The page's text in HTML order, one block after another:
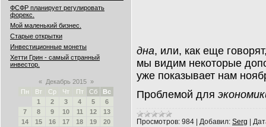
ФСФР планирует регулировать
форекс.
Мой маленький бизнес.
Старые открытки
Инвестиционные монеты
Хетти Грин - самый странный
инвестор.
« Декабрь 2015 »
Пн
Вт Ср Чт Пт Сб
Вс
1
2 3 4 5
6
7
8 9 10 11 12
13
14
15 16 17 18 19
20
дна, или, как еще
мы видим некоторые
уже показывает нам
Проблемой для
Просмотров: 984 Добавил: Serg